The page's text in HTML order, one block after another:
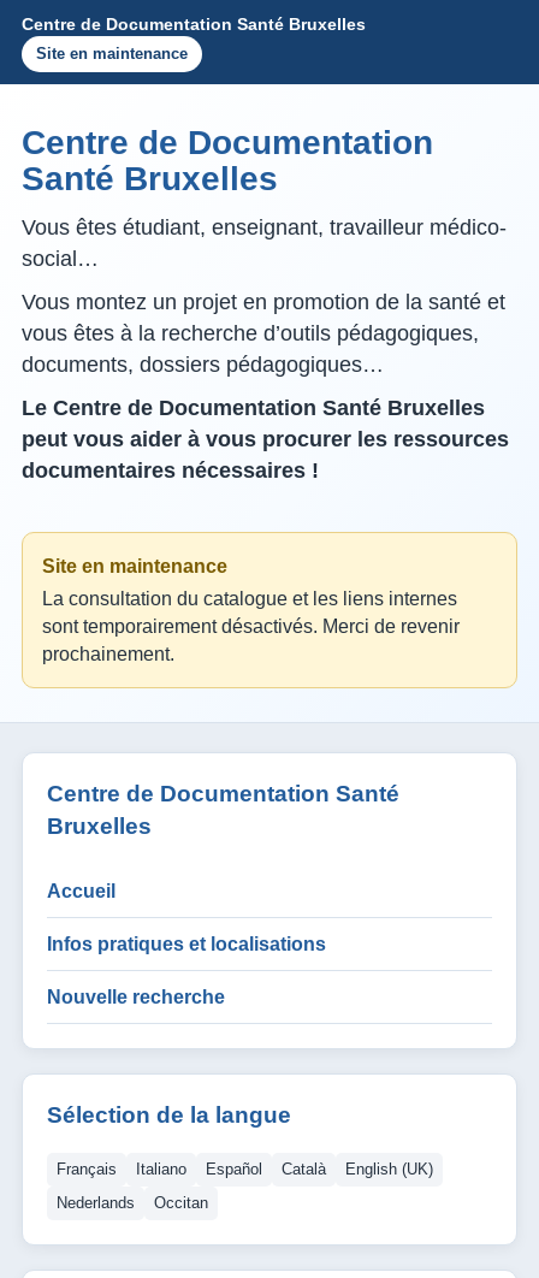
Centre de Documentation Santé Bruxelles
Site en maintenance
Centre de Documentation
Santé Bruxelles
Vous êtes étudiant, enseignant, travailleur médico-
social…
Vous montez un projet en promotion de la santé et
vous êtes à la recherche d’outils pédagogiques,
documents, dossiers pédagogiques…
Le Centre de Documentation Santé Bruxelles
peut vous aider à vous procurer les ressources
documentaires nécessaires !
Site en maintenance
La consultation du catalogue et les liens internes
sont temporairement désactivés. Merci de revenir
prochainement.
Centre de Documentation Santé
Bruxelles
Accueil
Infos pratiques et localisations
Nouvelle recherche
Sélection de la langue
Français Italiano Español Català
English (UK)
Nederlands
Occitan